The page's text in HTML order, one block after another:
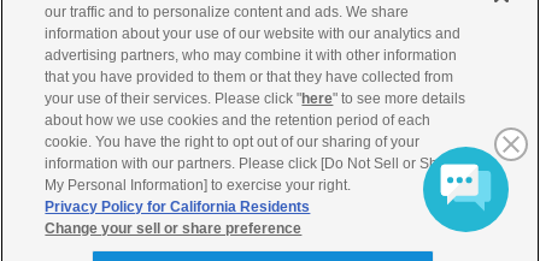
アクセシビリティ方針
古物営業法に基づく表示
製品・事業のお問合せ
our traffic and to personalize content and ads. We share
information about your use of our website with our analytics and
advertising partners, who may combine it with other information
that you have provided to them or that they have collected from
your use of their services. Please click "here" to see more details
about how we use cookies and the retention period of each
cookie. You have the right to opt out of our sharing of your
information with our partners. Please click [Do Not Sell or Share
My Personal Information] to exercise your right.
Privacy Policy for California Residents
Change your sell or share preference